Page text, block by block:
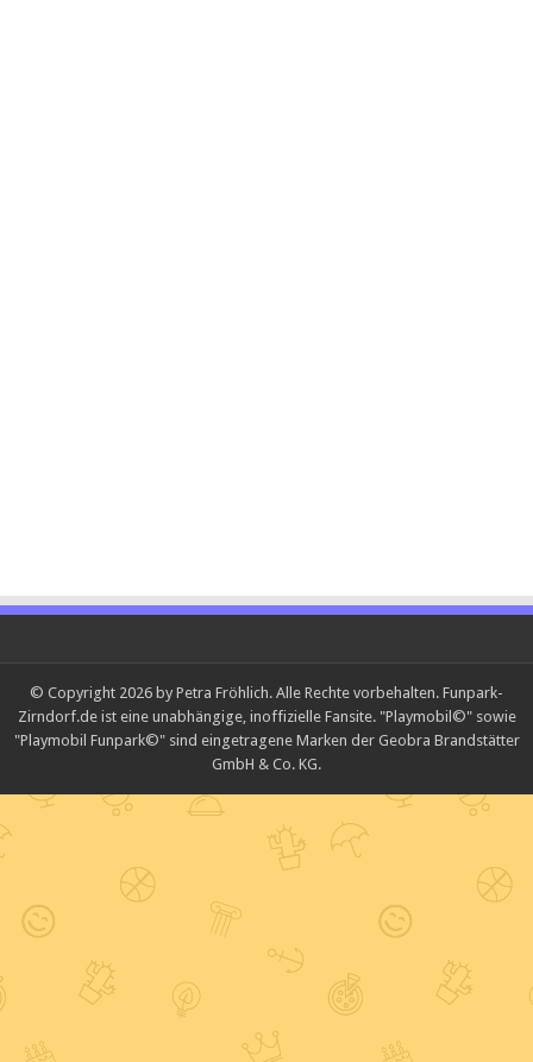
© Copyright 2026 by Petra Fröhlich. Alle Rechte vorbehalten. Funpark-
Zirndorf.de ist eine unabhängige, inoffizielle Fansite. "Playmobil©" sowie
"Playmobil Funpark©" sind eingetragene Marken der Geobra Brandstätter
GmbH & Co. KG.